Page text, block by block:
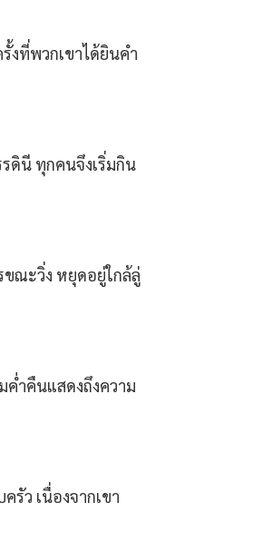
งที่พวกเขาได้ยินคำ
ดินี ทุกคนจึงเริ่มกิน
ขณะวิ่ง หยุดอยู่ใกล้ลู่
ค่ำคืนแสดงถึงความ
ว เนื่องจากเขา